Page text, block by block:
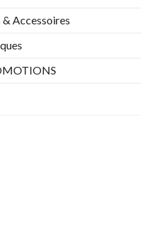
& Accessoires